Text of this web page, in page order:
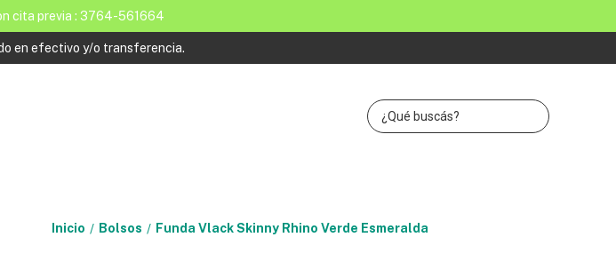
cita previa : 3764-561664
en efectivo y/o transferencia.
Inicio / Bolsos / Funda Vlack Skinny Rhino Verde Esmeralda